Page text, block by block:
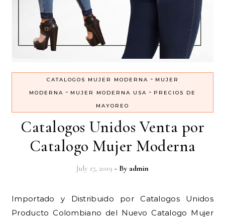
CATALOGOS MUJER MODERNA - MUJER
MODERNA - MUJER MODERNA USA - PRECIOS DE
MAYOREO
Catalogos Unidos Venta por
Catalogo Mujer Moderna
July 17, 2019 - By admin
Importado y Distribuido por Catalogos Unidos
Producto Colombiano del Nuevo Catalogo Mujer